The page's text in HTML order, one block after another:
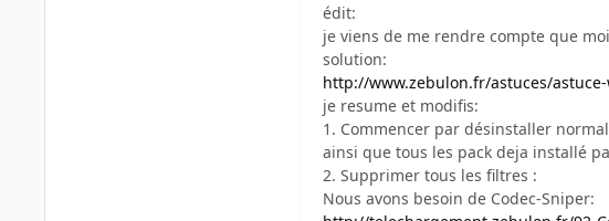
édit:
je viens de me rendre compte que
solution:
http://www.zebulon.fr/astuces/
je resume et modifis:
1. Commencer par désinstaller
ainsi que tous les pack deja installé
2. Supprimer tous les filtres :
Nous avons besoin de Codec-Sniper: